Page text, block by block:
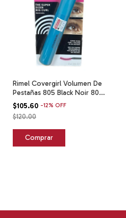
Rimel Covergirl Volumen De
Pestañas 805 Black Noir 805
Black Noir
$105.60 -12% OFF
$120.00